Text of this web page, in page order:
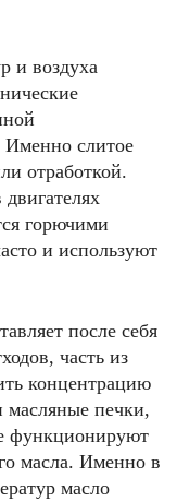
и воздуха
Именно слитое
отработкой.
горючими
и используют
после себя
часть из
концентрацию
масляные печки,
функционируют
масла. Именно в
масло